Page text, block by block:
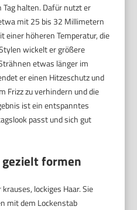
Tag halten. Dafür nutzt er
mit 25 bis 32 Millimetern
einer höheren Temperatur, die
wickelt er größere
etwas länger im
er einen Hitzeschutz und
Frizz zu verhindern und die
ist ein entspanntes
passt und sich gut
gezielt formen
lockiges Haar. Sie
mit dem Lockenstab